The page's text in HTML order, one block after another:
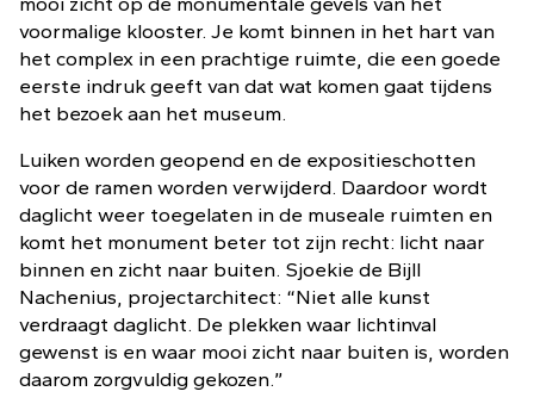
voormalige klooster. Je komt binnen in het hart van
het complex in een prachtige ruimte, die een goede
eerste indruk geeft van dat wat komen gaat tijdens
het bezoek aan het museum.
Luiken worden geopend en de expositieschotten
voor de ramen worden verwijderd. Daardoor wordt
daglicht weer toegelaten in de museale ruimten en
komt het monument beter tot zijn recht: licht naar
binnen en zicht naar buiten. Sjoekie de Bijll
Nachenius, projectarchitect: “Niet alle kunst
verdraagt daglicht. De plekken waar lichtinval
gewenst is en waar mooi zicht naar buiten is, worden
daarom zorgvuldig gekozen.”